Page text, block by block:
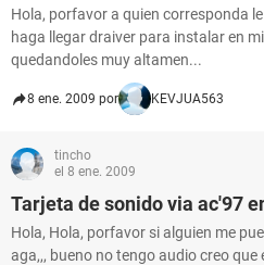
Hola, porfavor a quien corresponda
haga llegar draiver para instalar en
quedandoles muy altamen...
8 ene. 2009 por KEVJUA563
tincho
el 8 ene. 2009
Tarjeta de sonido via ac'97
Hola, Hola, porfavor si alguien me
aga,,, bueno no tengo audio creo que